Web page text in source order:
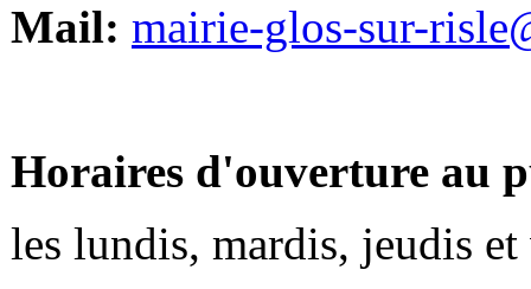
Mail: mairie-glos-sur-
Horaires d'ouverture au
les lundis, mardis, jeudis et